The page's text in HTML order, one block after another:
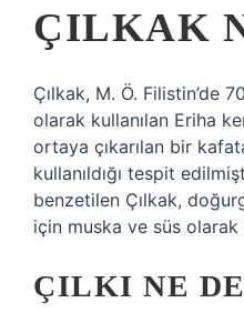
ÇILKAK
Çılkak, M. Ö. Filistin’de
olarak kullanılan Eriha
ortaya çıkarılan bir
kullanıldığı tespit
benzetilen Çılkak,
için muska ve süs olarak
ÇILKI NE